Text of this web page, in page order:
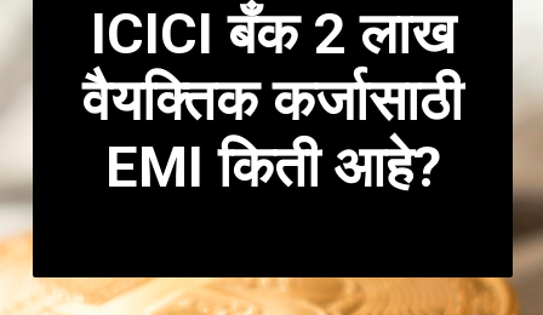
ICICI बँक 2 लाख
वैयक्तिक कर्जासाठी
EMI किती आहे?